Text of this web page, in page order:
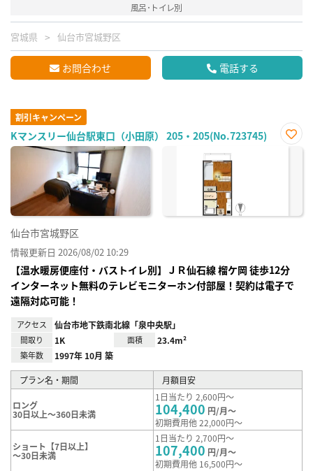
風呂･トイレ別
宮城県 仙台市宮城野区
お問合わせ 電話する
割引キャンペーン
Kマンスリー仙台駅東口（小田原） 205・205(No.723745)
お気
仙台市宮城野区
情報更新日 2026/08/02 10:29
【温水暖房便座付・バストイレ別】ＪＲ仙⽯線 榴ケ岡 徒歩12分
インターネット無料のテレビモニターホン付部屋！契約は電子で
遠隔対応可能！
アクセス 仙台市地下鉄南北線「泉中央駅」
間取り 1K 面積 23.4m²
築年数 1997年 10月 築
プラン名・期間 月額目安
ロング
30日以上～360日未満
1日当たり 2,600円～
104,400 円/月～
初期費用他 22,000円～
ショート【7日以上】
～30日未満
1日当たり 2,700円～
107,400 円/月～
初期費用他 16,500円～